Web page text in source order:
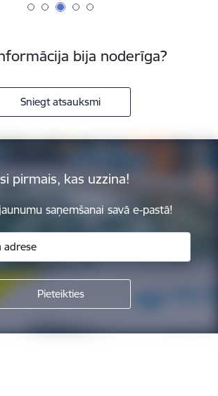
bija noderīga?
Sniegt atsauksmi
pirmais, kas uzzina!
saņemšanai savā e-pastā!